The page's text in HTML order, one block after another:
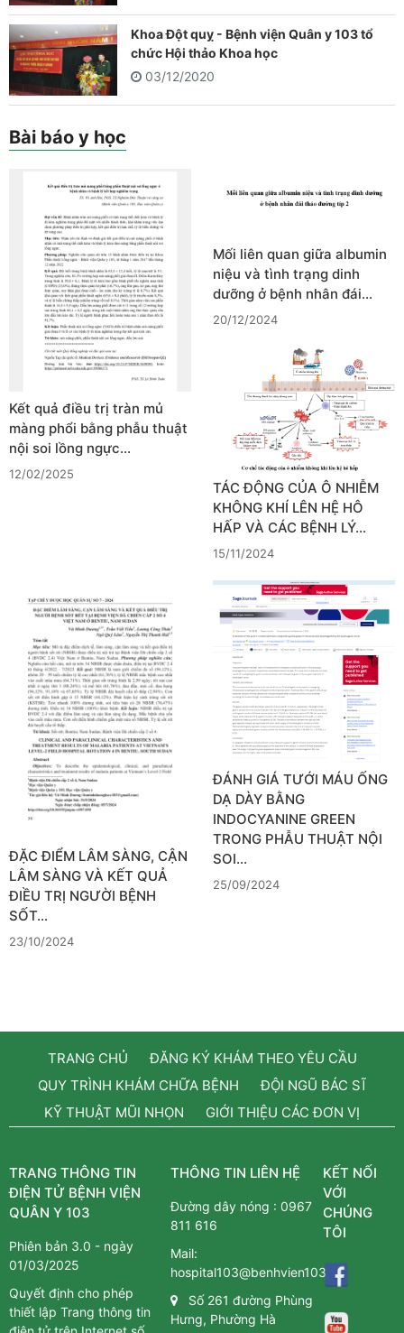
Khoa Đột quỵ - Bệnh viện Quân y 103 tổ
chức Hội thảo Khoa học
03/12/2020
Bài báo y học
Kết quả điều trị tràn mủ
màng phổi bằng phẫu thuật
nội soi lồng ngực…
12/02/2025
Mối liên quan giữa albumin
niệu và tình trạng dinh
dưỡng ở bệnh nhân đái…
20/12/2024
TÁC ĐỘNG CỦA Ô NHIỄM
KHÔNG KHÍ LÊN HỆ HÔ
HẤP VÀ CÁC BỆNH LÝ…
15/11/2024
ĐẶC ĐIỂM LÂM SÀNG, CẬN
LÂM SÀNG VÀ KẾT QUẢ
ĐIỀU TRỊ NGƯỜI BỆNH
SỐT…
23/10/2024
ĐÁNH GIÁ TƯỚI MÁU ỐNG
DẠ DÀY BẰNG
INDOCYANINE GREEN
TRONG PHẪU THUẬT NỘI
SOI…
25/09/2024
TRANG CHỦ
ĐĂNG KÝ KHÁM THEO YÊU CẦU
QUY TRÌNH KHÁM CHỮA BỆNH
ĐỘI NGŨ BÁC SĨ
KỸ THUẬT MŨI NHỌN
GIỚI THIỆU CÁC ĐƠN VỊ
TRANG THÔNG TIN
ĐIỆN TỬ BỆNH VIỆN
QUÂN Y 103
Phiên bản 3.0 - ngày
01/03/2025
Quyết định cho phép
thiết lập Trang thông tin
THÔNG TIN LIÊN HỆ
Đường dây nóng :0967
811 616
Mail:
hospital103@benhvien103.vn
Số 261 đường Phùng
Hưng, Phường Hà
KẾT NỐI
VỚI
CHÚNG
TÔI